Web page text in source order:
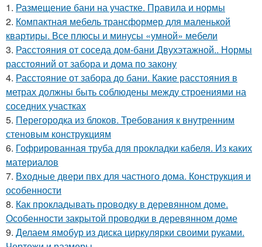
1. Размещение бани на участке. Правила и нормы
2. Компактная мебель трансформер для маленькой
квартиры. Все плюсы и минусы «умной» мебели
3. Расстояния от соседа дом-бани Двухэтажной.. Нормы
расстояний от забора и дома по закону
4. Расстояние от забора до бани. Какие расстояния в
метрах должны быть соблюдены между строениями на
соседних участках
5. Перегородка из блоков. Требования к внутренним
стеновым конструкциям
6. Гофрированная труба для прокладки кабеля. Из каких
материалов
7. Входные двери пвх для частного дома. Конструкция и
особенности
8. Как прокладывать проводку в деревянном доме.
Особенности закрытой проводки в деревянном доме
9. Делаем ямобур из диска циркулярки своими руками.